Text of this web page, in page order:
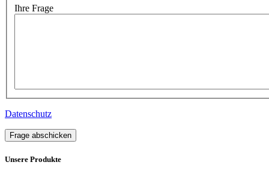
Ihre Frage
Datenschutz
Frage abschicken
Unsere Produkte